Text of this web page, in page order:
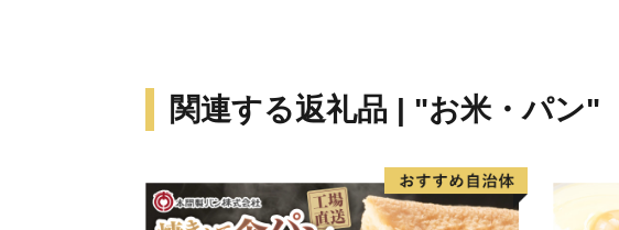
関連する返礼品 | "お米・パン"